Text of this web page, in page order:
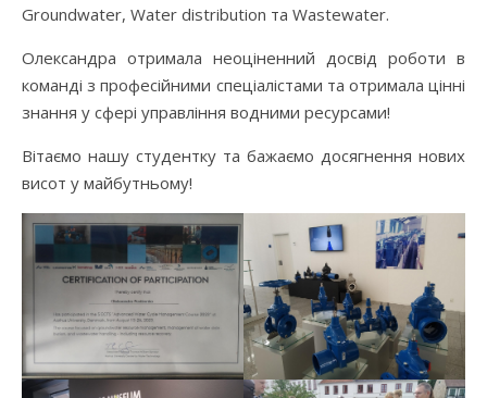
Groundwater, Water distribution та Wastewater.
Олександра отримала неоціненний досвід роботи в
команді з професійними спеціалістами та отримала цінні
знання у сфері управління водними ресурсами!
Вітаємо нашу студентку та бажаємо досягнення нових
висот у майбутньому!